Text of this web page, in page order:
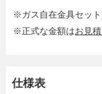
※ガス自在金具セッ
※正式な金額はお見
仕様表